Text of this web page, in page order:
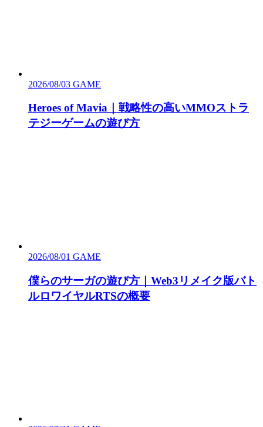
2026/08/03 GAME
Heroes of Mavia｜戦略性の高いMMOストラ
テジーゲームの遊び方
2026/08/01 GAME
僕らのサーガの遊び方｜Web3リメイク版バト
ルロワイヤルRTSの概要